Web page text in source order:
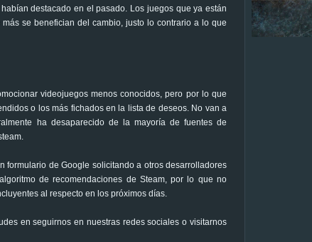
destacado en el pasado. Los juegos que ya están
se benefician del cambio, justo lo contrario a lo que
videojuegos menos conocidos, pero por lo que
o los más fichados en la lista de deseos. No van a
ha desaparecido de la mayoría de fuentes de
formulario de Google solicitando a otros desarrolladores
de recomendaciones de Steam, por lo que no
al respecto en los próximos días.
en seguirnos en nuestras redes sociales o visitarnos